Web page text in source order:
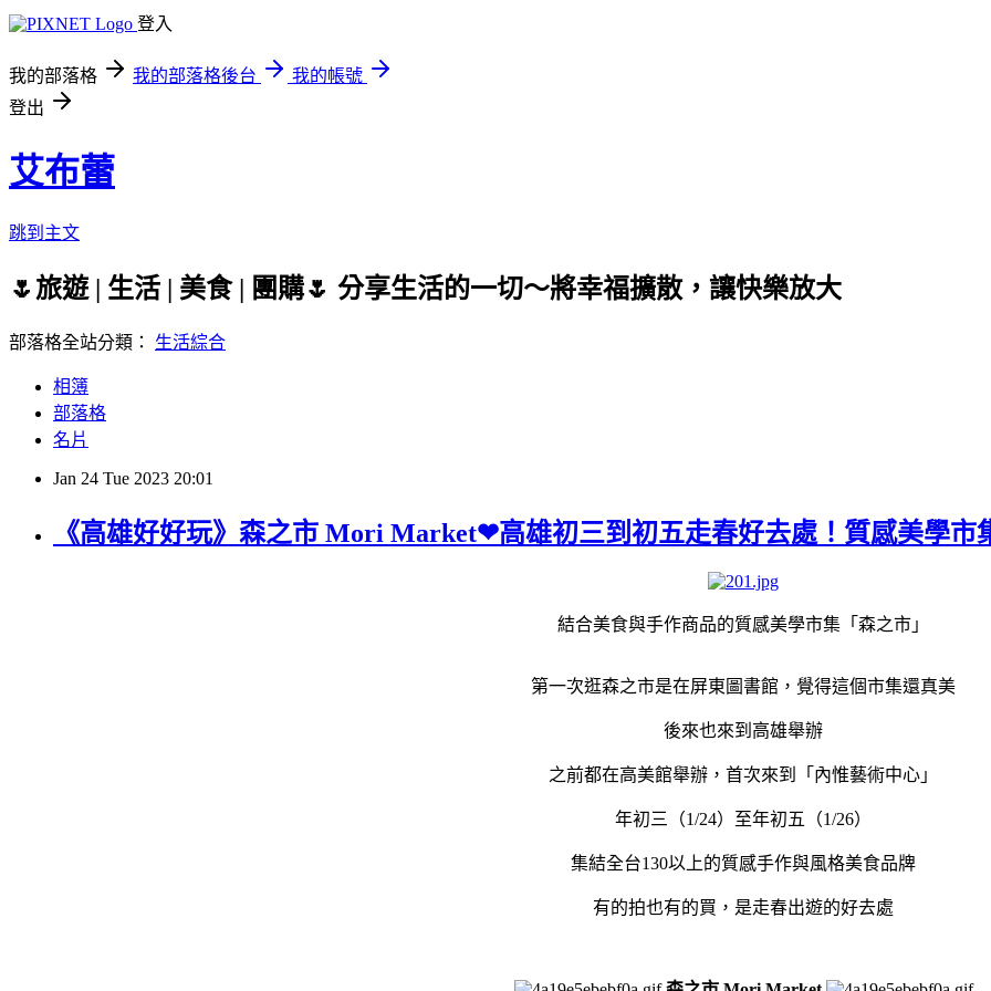
登入
我的部落格 我的部落格後台
我的帳號
登出
艾布蕾
跳到主文
🌷旅遊 | 生活 | 美食 | 團購🌷 分享生活的一切～將幸福擴散，讓快樂放大
部落格全站分類： 生活綜合
相簿
部落格
名片
Jan 24 Tue 2023 20:01
《高雄好好玩》森之市 Mori Market❤高雄初三到初五走春好去處！質感美學市
結合美食與手作商品的質感美學市集「森之市」
第一次逛森之市是在屏東圖書館，覺得這個市集還真美
後來也來到高雄舉辦
之前都在高美館舉辦 ， 首次來到「內惟藝術中心」
年初三（1/24）至年初五（1/26）
集結全台130以上的質感手作與風格美食品牌
有的拍也有的買 ， 是走春出遊的好去處